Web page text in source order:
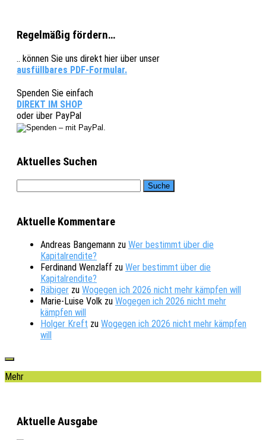
Regelmäßig fördern…
.. können Sie uns direkt hier über unser
ausfüllbares PDF-Formular.
Spenden Sie einfach
DIREKT IM SHOP
oder über PayPal
Aktuelles Suchen
Aktuelle Kommentare
Andreas Bangemann zu Wer bestimmt über die
Kapitalrendite?
Ferdinand Wenzlaff zu Wer bestimmt über die
Kapitalrendite?
Räbiger zu Wogegen ich 2026 nicht mehr kämpfen will
Marie-Luise Volk zu Wogegen ich 2026 nicht mehr
kämpfen will
Holger Kreft zu Wogegen ich 2026 nicht mehr kämpfen
will
Mehr
Aktuelle Ausgabe